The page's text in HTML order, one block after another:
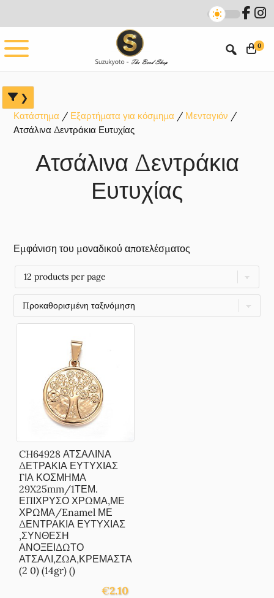
main
content
primary
sidebar
footer
0
Κατάστημα Εξαρτήματα για κόσμημα
Μενταγιόν
Ατσάλινα Δεντράκια Ευτυχίας
Ατσάλινα Δεντράκια
Ευτυχίας
Εμφάνιση του μοναδικού αποτελέσματος
CH64928 ΑΤΣΑΛΙΝΑ
ΔΕΤΡΑΚΙΑ ΕΥΤΥΧΙΑΣ
ΓΙΑ ΚΟΣΜΗΜΑ
29X25mm/1ΤΕΜ.
ΕΠΙΧΡΥΣΟ ΧΡΩΜΑ,ΜΕ
ΧΡΩΜΑ/Enamel ΜΕ
ΔΕΝΤΡΑΚΙΑ ΕΥΤΥΧΙΑΣ
,ΣΥΝΘΕΣΗ
ΑΝΟΞΕΙΔΩΤΟ
ΑΤΣΑΛΙ,ΖΩΑ,ΚΡΕΜΑΣΤΑ
(2 0) (14gr) ()
€2.10